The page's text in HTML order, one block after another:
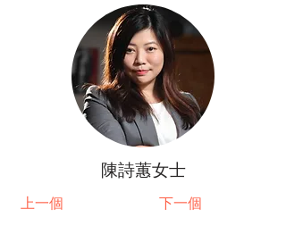
陳詩蕙女士
上一個 下一個